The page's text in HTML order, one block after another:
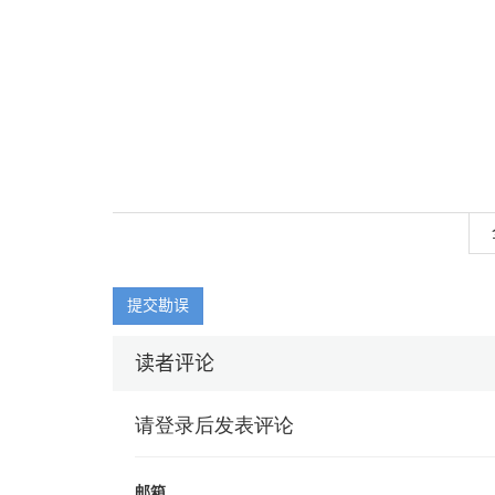
提交勘误
读者评论